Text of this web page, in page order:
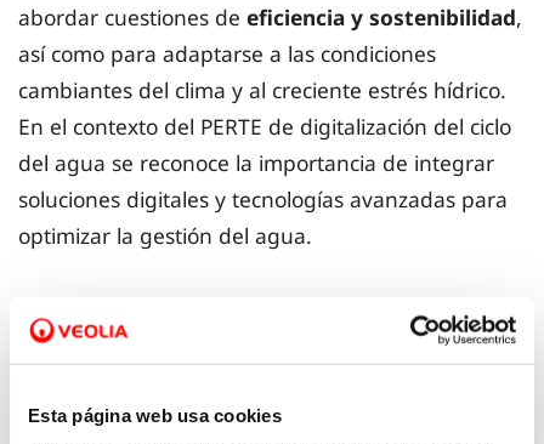
Esta página web usa cookies
abordar cuestiones de eficiencia y sostenibilidad,
así como para adaptarse a las condiciones
cambiantes del clima y al creciente estrés hídrico.
En el contexto del PERTE de digitalización del ciclo
del agua se reconoce la importancia de integrar
soluciones digitales y tecnologías avanzadas para
optimizar la gestión del agua.
Además, el proyecto busca abordar cuestiones de
transparencia y participación ciudadana en la
de información no solo mejorará la operatividad y